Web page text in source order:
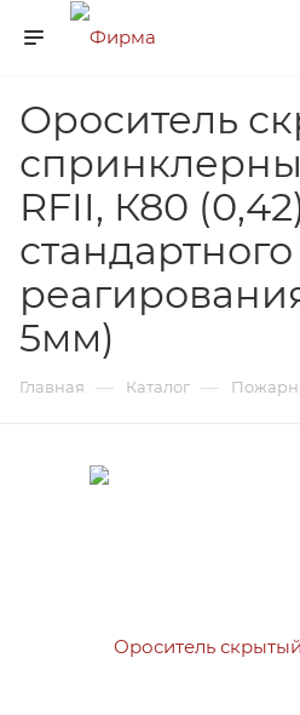
Ороситель
RFII, К80
стандартного
5мм)
Главная — Каталог —